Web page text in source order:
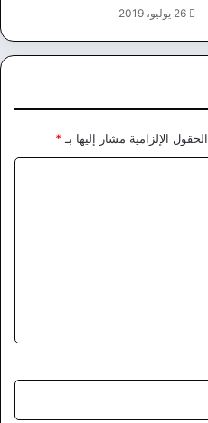
26 يوليو، 2019
الحقول الإلزامية مشار إليها بـ *